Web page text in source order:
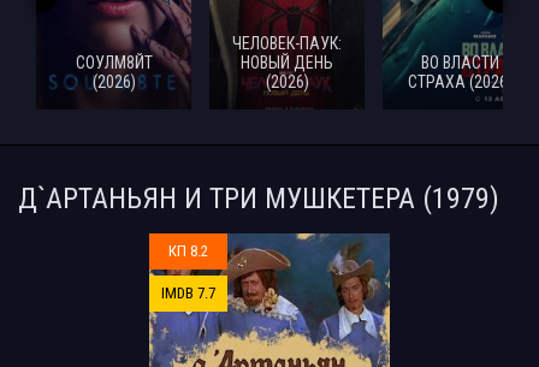
СОУЛМ8ЙТ
(2026)
ЧЕЛОВЕК-ПАУК:
НОВЫЙ ДЕНЬ
(2026)
ВО ВЛАСТИ
СТРАХА (2026)
Д`АРТАНЬЯН И ТРИ МУШКЕТЕРА (1979)
КП 8.2
IMDB 7.7